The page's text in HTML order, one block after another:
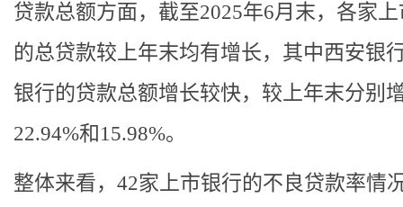
贷款总额方面，截至2025年6月末，各家
的总贷款较上年末均有增长，其中西安银
银行的贷款总额增长较快，较上年末分别
22.94%和15.98%。
整体来看，42家上市银行的不良贷款率情